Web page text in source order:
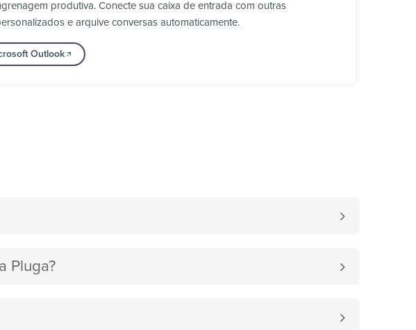
produtiva. Conecte sua caixa de entrada com outras
e arquive conversas automaticamente.
Outlook
Pluga?